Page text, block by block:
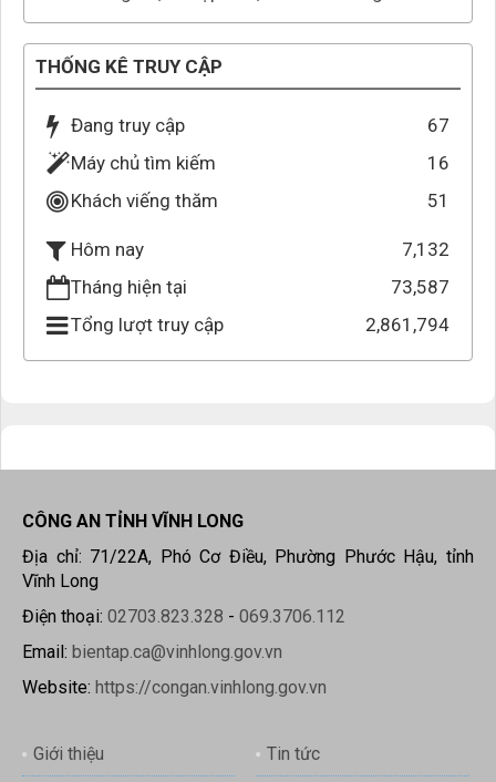
THỐNG KÊ TRUY CẬP
Đang truy cập
67
Máy chủ tìm kiếm
16
Khách viếng thăm
51
Hôm nay
7,132
Tháng hiện tại
73,587
Tổng lượt truy cập
2,861,794
CÔNG AN TỈNH VĨNH LONG
Địa chỉ: 71/22A, Phó Cơ Điều, Phường Phước Hậu, tỉnh
Vĩnh Long
Điện thoại: 02703.823.328 - 069.3706.112
Email: bientap.ca@vinhlong.gov.vn
Website: https://congan.vinhlong.gov.vn
Giới thiệu Tin tức